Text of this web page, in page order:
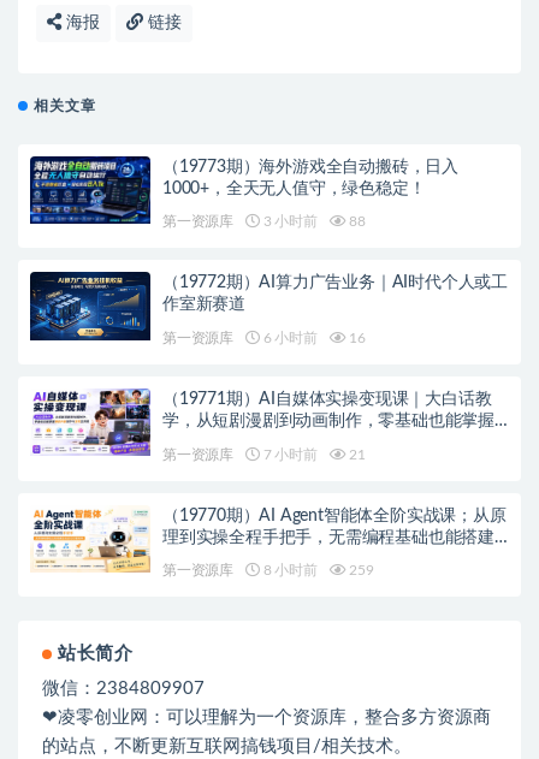
海报 链接
相关文章
（19773期）海外游戏全自动搬砖，日入
1000+，全天无人值守，绿色稳定！
第一资源库 3 小时前 88
（19772期）AI算力广告业务｜AI时代个人或工
作室新赛道
第一资源库 6 小时前 16
（19771期）AI自媒体实操变现课｜大白话教
学，从短剧漫剧到动画制作，零基础也能掌握
第一资源库 7 小时前 21
（19770期）AI Agent智能体全阶实战课；从原
理到实操全程手把手，无需编程基础也能搭建
第一资源库 8 小时前 259
站长简介
微信：2384809907
❤凌零创业网：可以理解为一个资源库，整合多方资源商
的站点，不断更新互联网搞钱项目/相关技术。